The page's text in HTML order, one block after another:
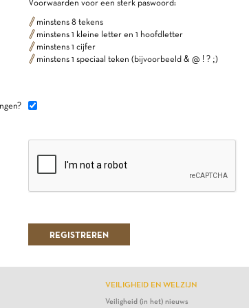
Voorwaarden voor een sterk paswoord:
minstens 8 tekens
minstens 1 kleine letter en 1 hoofdletter
minstens 1 cijfer
minstens 1 speciaal teken (bijvoorbeeld & @ ! ? ;)
VEILIGHEID EN WELZIJN
Veiligheid (in het) nieuws